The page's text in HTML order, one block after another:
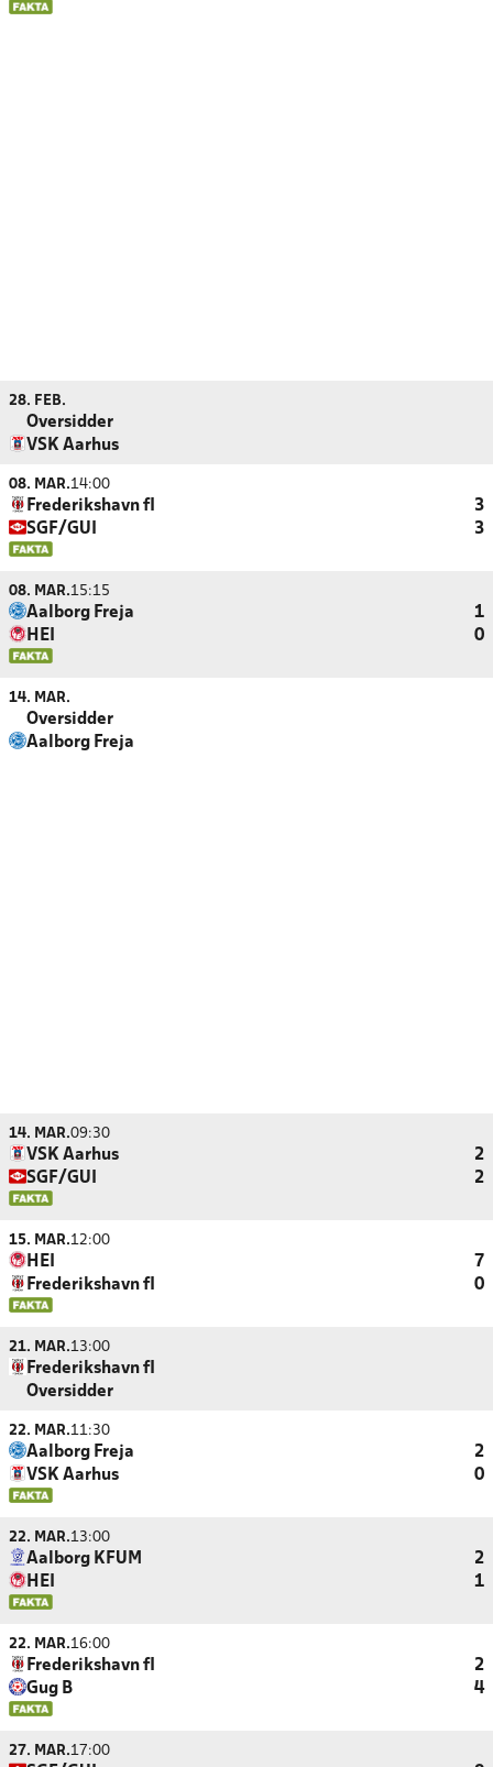
28. FEB.
Oversidder
VSK Aarhus
08. MAR.14:00
Frederikshavn fI
3
SGF/GUI
3
08. MAR.15:15
Aalborg Freja
1
HEI
0
14. MAR.
Oversidder
Aalborg Freja
14. MAR.09:30
VSK Aarhus
2
SGF/GUI
2
15. MAR.12:00
HEI
7
Frederikshavn fI
0
21. MAR.13:00
Frederikshavn fI
Oversidder
22. MAR.11:30
Aalborg Freja
2
VSK Aarhus
0
22. MAR.13:00
Aalborg KFUM
2
HEI
1
22. MAR.16:00
Frederikshavn fI
2
Gug B
4
27. MAR.17:00